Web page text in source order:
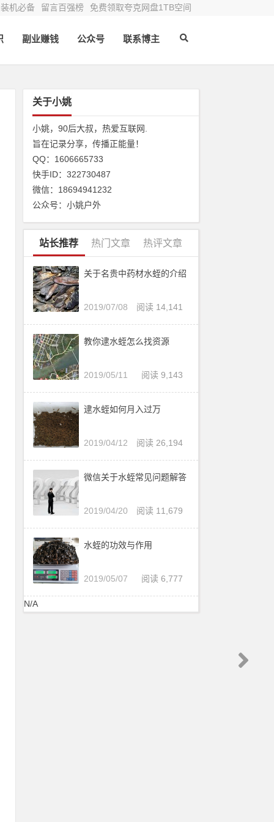
装机必备 留言百强榜 免费领取夸克网盘1TB空间
副业赚钱 公众号 联系博主
关于小姚
小姚，90后大叔，热爱互联网.
旨在记录分享，传播正能量！
QQ：1606665733
快手ID：322730487
微信：18694941232
公众号：小姚户外
站长推荐 热门文章 热评文章
关于名贵中药材水蛭的介绍
阅读 14,141
2019/07/08
教你逮水蛭怎么找资源
阅读 9,143
2019/05/11
逮水蛭如何月入过万
阅读 26,194
2019/04/12
微信关于水蛭常见问题解答
阅读 11,679
2019/04/20
水蛭的功效与作用
阅读 6,777
2019/05/07
N/A